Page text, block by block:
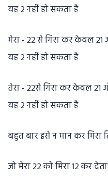
यह 2 नहीं हो सकता है
मेरा - 22 से गिरा कर केवल
यह २ नहीं हो सकता है
तेरा - 22से गिरा कर केवल
यह 2 नहीं हो सकता है
बहुत बार इसे न मान कर मिरा
जो मेरा 22 को मिरा 12 कर